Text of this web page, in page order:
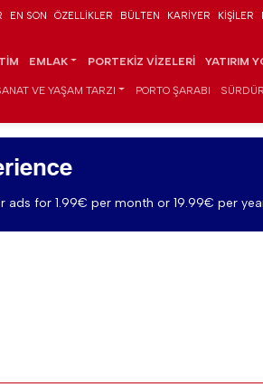
EN SON ÖZELLIKLER BÜLTEN KARIYER KIŞILER
EMLAK PORTEKIZ VIZELERI YATIRIM
VE YAŞAM TARZI PORTO ŞARABI
ads for 1.99€ per month or 19.99€ per